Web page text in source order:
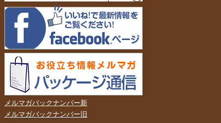
メルマガバックナンバー新
メルマガバックナンバー旧